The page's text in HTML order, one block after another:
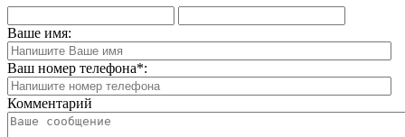
Ваше имя:
Ваш номер телефона*:
Комментарий